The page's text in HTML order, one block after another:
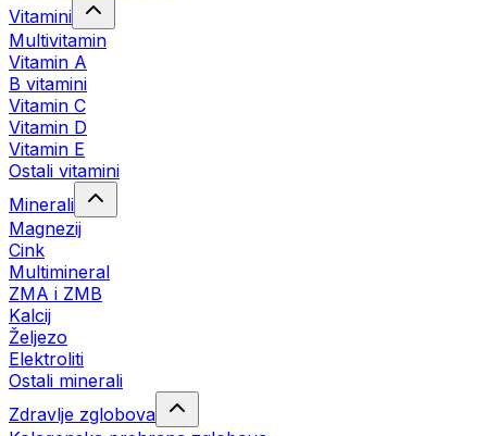
Vitamini
Multivitamin
Vitamin A
B vitamini
Vitamin C
Vitamin D
Vitamin E
Ostali vitamini
Minerali
Magnezij
Cink
Multimineral
ZMA i ZMB
Kalcij
Željezo
Elektroliti
Ostali minerali
Zdravlje zglobova